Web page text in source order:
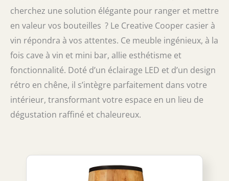
cherchez une solution élégante pour ranger et mettre
en valeur vos bouteilles ? Le Creative Cooper casier à
vin répondra à vos attentes. Ce meuble ingénieux, à la
fois cave à vin et mini bar, allie esthétisme et
fonctionnalité. Doté d’un éclairage LED et d’un design
rétro en chêne, il s’intègre parfaitement dans votre
intérieur, transformant votre espace en un lieu de
dégustation raffiné et chaleureux.